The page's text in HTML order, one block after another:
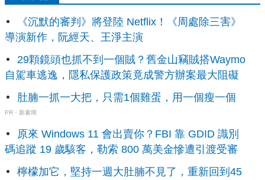
《沉默的審判》將登陸 Netflix！《周處除三害》
導演新作，阮經天、王淨主演
29顆鏡頭也抓不到一個賊？舊金山竊賊搭Waymo
自駕車逃逸，隱私保護政策竟成警方辦案最大阻礙
肚腩一抓一大把，只需1個雞蛋，用一個瘦一個
PR・新素簡
原來 Windows 11 會出賣你？FBI 靠 GDID 識別
碼追蹤 19 歲駭客，勒索 800 萬美金慘遭引渡受審
檸檬加它，堅持一週大肚腩不見了，重新回到45